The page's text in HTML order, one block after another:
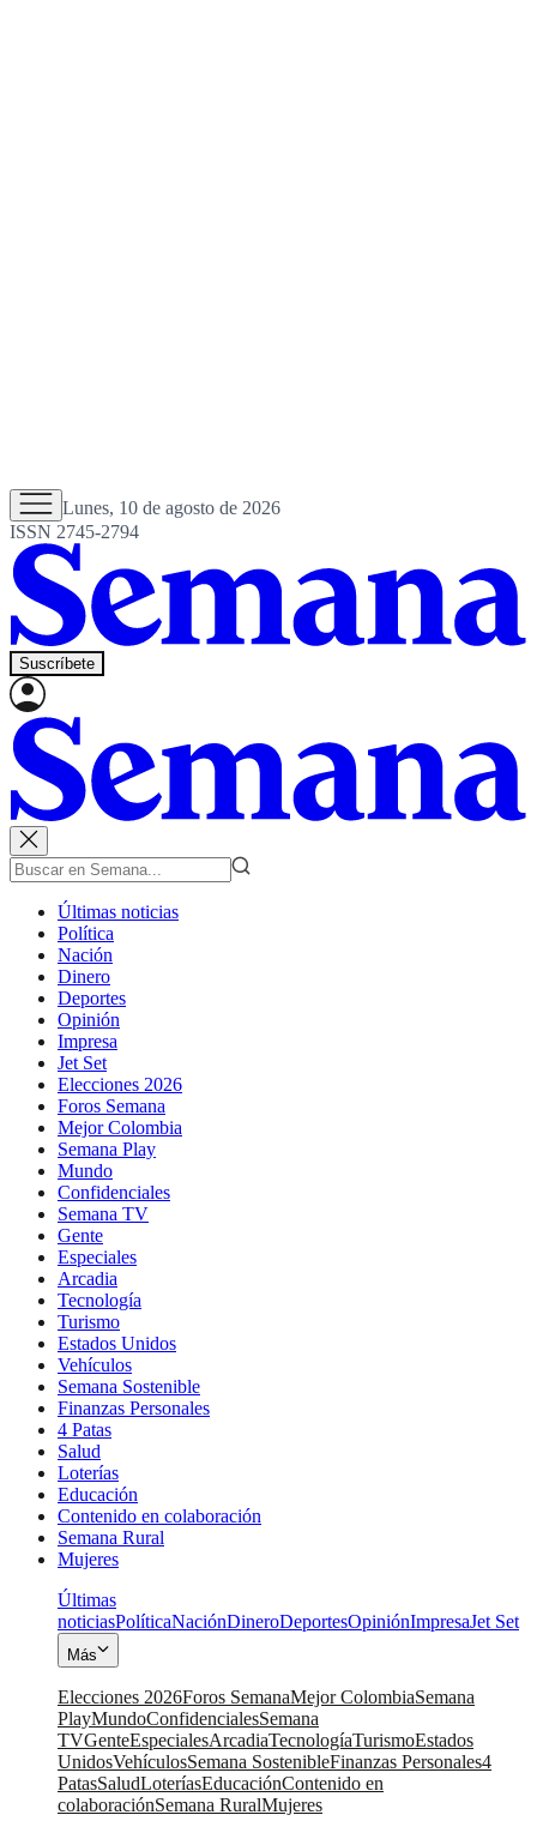
Lunes, 10 de agosto de 2026
ISSN 2745-2794
Suscríbete
Últimas noticias
Política
Nación
Dinero
Deportes
Opinión
Impresa
Jet Set
Elecciones 2026
Foros Semana
Mejor Colombia
Semana Play
Mundo
Confidenciales
Semana TV
Gente
Especiales
Arcadia
Tecnología
Turismo
Estados Unidos
Vehículos
Semana Sostenible
Finanzas Personales
4 Patas
Salud
Loterías
Educación
Contenido en colaboración
Semana Rural
Mujeres
Últimas
noticiasPolíticaNaciónDineroDeportesOpiniónImpresaJet Set
Más
Elecciones 2026Foros SemanaMejor ColombiaSemana
PlayMundoConfidencialesSemana
TVGenteEspecialesArcadiaTecnologíaTurismoEstados
UnidosVehículosSemana SostenibleFinanzas Personales4
PatasSaludLoteríasEducaciónContenido en
colaboraciónSemana RuralMujeres